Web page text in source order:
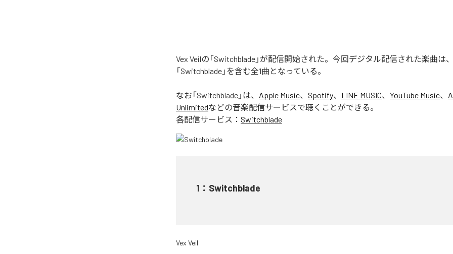
Vex Veilの「Switchblade」が配信開始された。今回デジタル配信された楽曲は
「Switchblade」を含む全1曲となっている。
なお「Switchblade 」は、 Apple Music、 Spotify、 LINE MUSIC、 YouTube Music、
Unlimitedなどの音楽配信サービスで聴くことができる。
各配信サービス： Switchblade
1 ： Switchblade
Vex Veil